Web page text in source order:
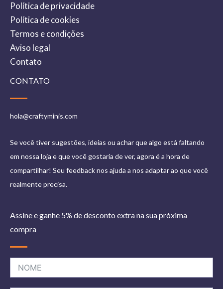
Política de privacidade
Política de cookies
Termos e condições
Aviso legal
Contato
CONTATO
hola@craftyminis.com
Se você tiver sugestões, ideias ou achar que algo está faltando
em nossa loja e que você gostaria de ver, agora é a hora de
compartilhar! Seu feedback nos ajuda a nos adaptar ao que você
realmente precisa.
Assine e ganhe 5% de desconto extra na sua próxima
compra